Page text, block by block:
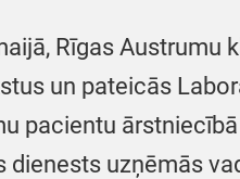
Rīgas
un pateicās
pacientu
dienests uzņēmās